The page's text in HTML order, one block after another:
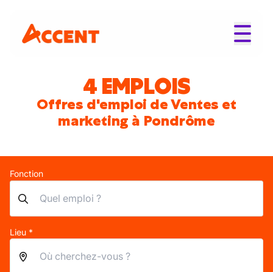
4 EMPLOIS
Offres d'emploi de Ventes et
marketing à Pondrôme
Fonction
Lieu *